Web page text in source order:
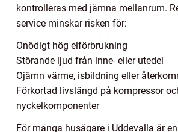
kontrolleras med jämna mellanrum.
service minskar risken för:
Onödigt hög elförbrukning
Störande ljud från inne- eller utedel
Ojämn värme, isbildning eller
Förkortad livslängd på kompressor
nyckelkomponenter
För många husägare i Uddevalla är